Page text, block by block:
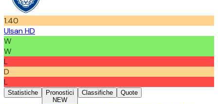
1.40
Ulsan HD
W
W
L
D
L
Statistiche
Pronostici
NEW
Classifiche Quote